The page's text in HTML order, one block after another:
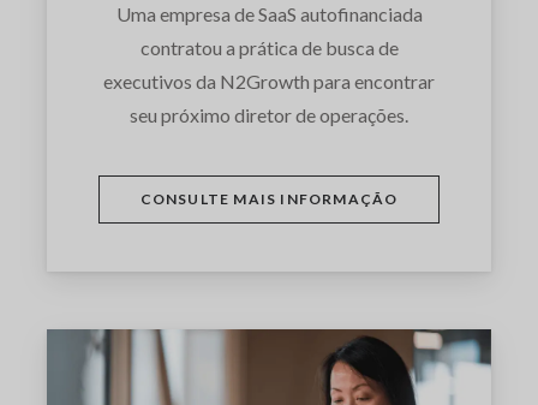
Uma empresa de SaaS autofinanciada
contratou a prática de busca de
executivos da N2Growth para encontrar
seu próximo diretor de operações.
CONSULTE MAIS INFORMAÇÃO